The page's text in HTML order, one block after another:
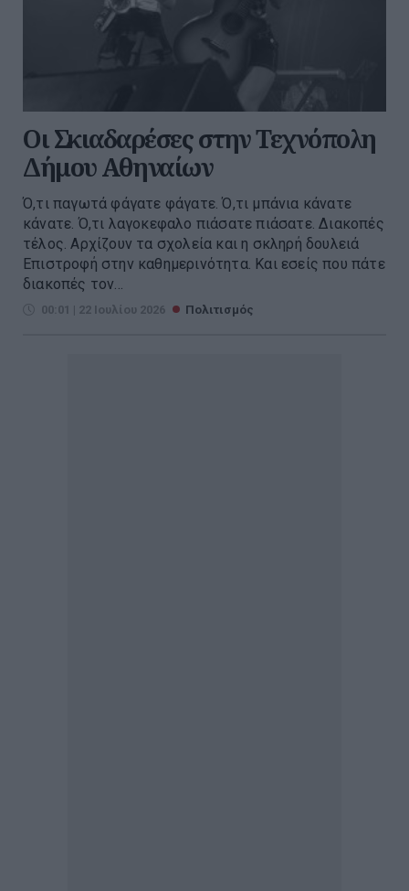
Οι Σκιαδαρέσες στην Τεχνόπολη
Δήμου Αθηναίων
Ό,τι παγωτά φάγατε φάγατε. Ό,τι μπάνια κάνατε
κάνατε. Ό,τι λαγοκεφαλο πιάσατε πιάσατε. Διακοπές
τέλος. Αρχίζουν τα σχολεία και η σκληρή δουλειά
Επιστροφή στην καθημερινότητα. Και εσείς που πάτε
διακοπές τον...
00:01 | 22 Ιουλίου 2026 Πολιτισμός